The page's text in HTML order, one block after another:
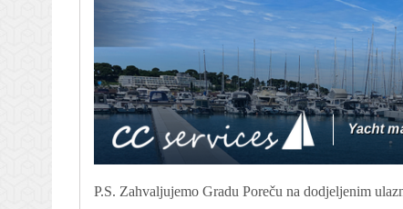
P.S. Zahvaljujemo Gradu Poreču na dodjeljenim